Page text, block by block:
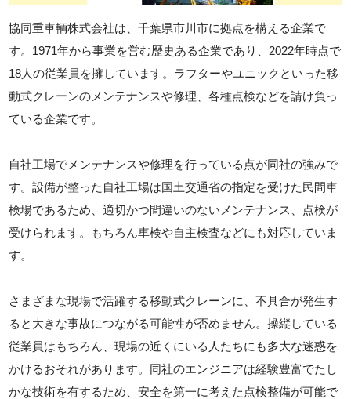
協同重車輌株式会社は、千葉県市川市に拠点を構える企業で
す。1971年から事業を営む歴史ある企業であり、2022年時点で
18人の従業員を擁しています。ラフターやユニックといった移
動式クレーンのメンテナンスや修理、各種点検などを請け負っ
ている企業です。
自社工場でメンテナンスや修理を行っている点が同社の強みで
す。設備が整った自社工場は国土交通省の指定を受けた民間車
検場であるため、適切かつ間違いのないメンテナンス、点検が
受けられます。もちろん車検や自主検査などにも対応していま
す。
さまざまな現場で活躍する移動式クレーンに、不具合が発生す
ると大きな事故につながる可能性が否めません。操縦している
従業員はもちろん、現場の近くにいる人たちにも多大な迷惑を
かけるおそれがあります。同社のエンジニアは経験豊富でたし
かな技術を有するため、安全を第一に考えた点検整備が可能で